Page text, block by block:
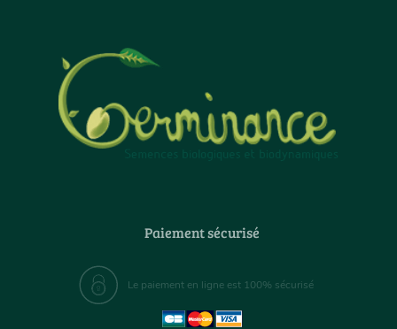
Paiement sécurisé
Le paiement en ligne est 100% sécurisé